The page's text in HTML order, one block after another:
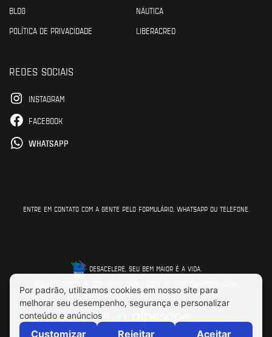
BLOG
NÁUTICA
POLÍTICA DE PRIVACIDADE
LIBERACRED
REDES SOCIAIS
INSTAGRAM
FACEBOOK
WHATSAPP
ENTRE EM CONTATO COM A GENTE PELO FORMULÁRIO, WHATSAPP OU TELEFONE.
DESACELERE, SEU BEM MAIOR É A VIDA.
Feito por: